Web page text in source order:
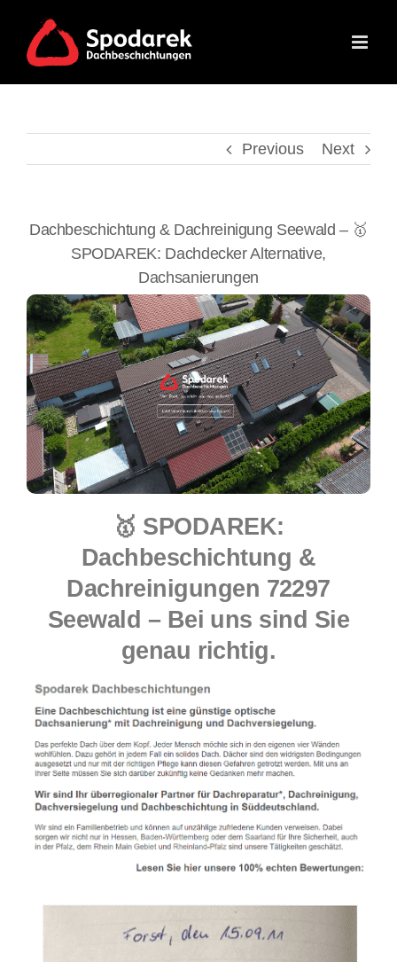
content
Previous Next
Dachbeschichtung & Dachreinigung Seewald – 🥇
SPODAREK: Dachdecker Alternative,
Dachsanierungen
🥇 SPODAREK:
Dachbeschichtung &
Dachreinigungen 72297
Seewald – Bei uns sind Sie
genau richtig.